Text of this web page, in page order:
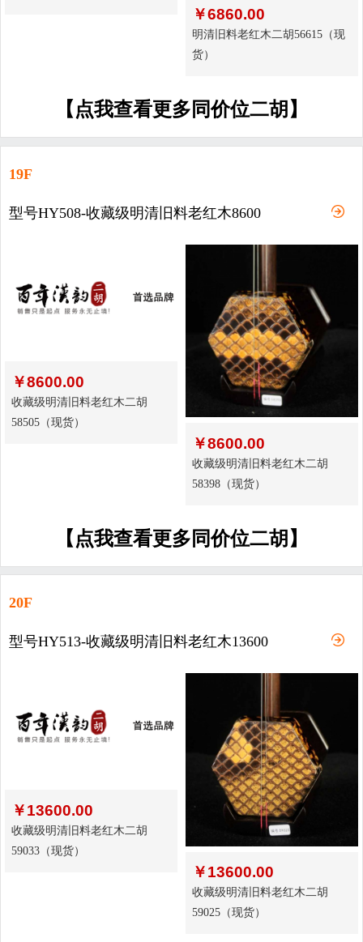
￥6860.00
明清旧料老红木二胡56615（现
货）
【点我查看更多同价位二胡】
19F
型号HY508-收藏级明清旧料老红木8600
￥8600.00
收藏级明清旧料老红木二胡
58505（现货）
￥8600.00
收藏级明清旧料老红木二胡
58398（现货）
【点我查看更多同价位二胡】
20F
型号HY513-收藏级明清旧料老红木13600
￥13600.00
收藏级明清旧料老红木二胡
59033（现货）
￥13600.00
收藏级明清旧料老红木二胡
59025（现货）